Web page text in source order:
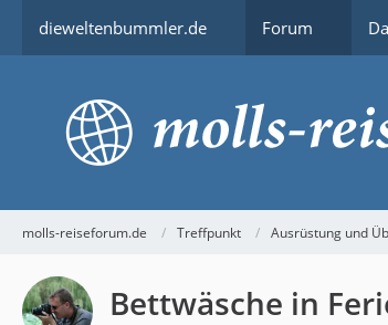
dieweltenbummler.de Forum
molls-reiseforum.de Treffpunkt Ausrüstung und
Bettwäsche in